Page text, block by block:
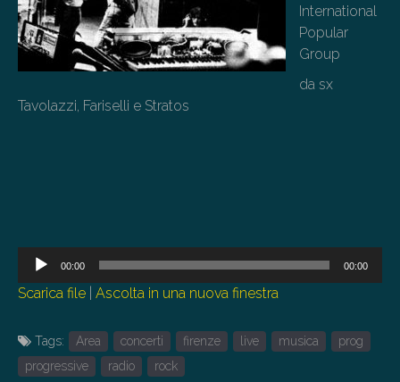
International
Popular
Group
da sx
Tavolazzi, Fariselli e Stratos
Audio
00:00 00:00
Scarica file Ascolta in una nuova finestra
Tags: Area concerti firenze live musica
prog
progressive
radio rock